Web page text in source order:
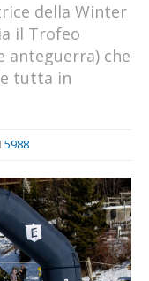
della Winter
il Trofeo
anteguerra) che
tutta in
5988